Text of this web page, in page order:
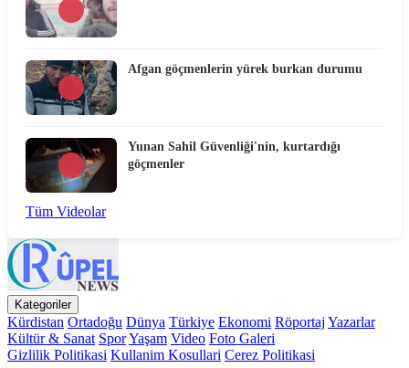
Afgan göçmenlerin yürek burkan durumu
Yunan Sahil Güvenliği'nin, kurtardığı
göçmenler
Tüm Videolar
Kategoriler
Kürdistan Ortadoğu Dünya Türkiye Ekonomi Röportaj Yazarlar
Kültür & Sanat SporYaşam Video Foto Galeri
Gizlilik Politikasi Kullanim Kosullari Cerez Politikasi